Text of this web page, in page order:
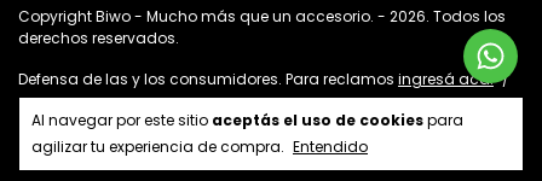
Al navegar por este sitio aceptás el uso de cookiespara
agilizar tu experiencia de compra. Entendido
Copyright Biwo - Mucho más que un accesorio. - 2026. Todos los
derechos reservados.
Defensa de las y los consumidores. Para reclamos ingresá acá. /